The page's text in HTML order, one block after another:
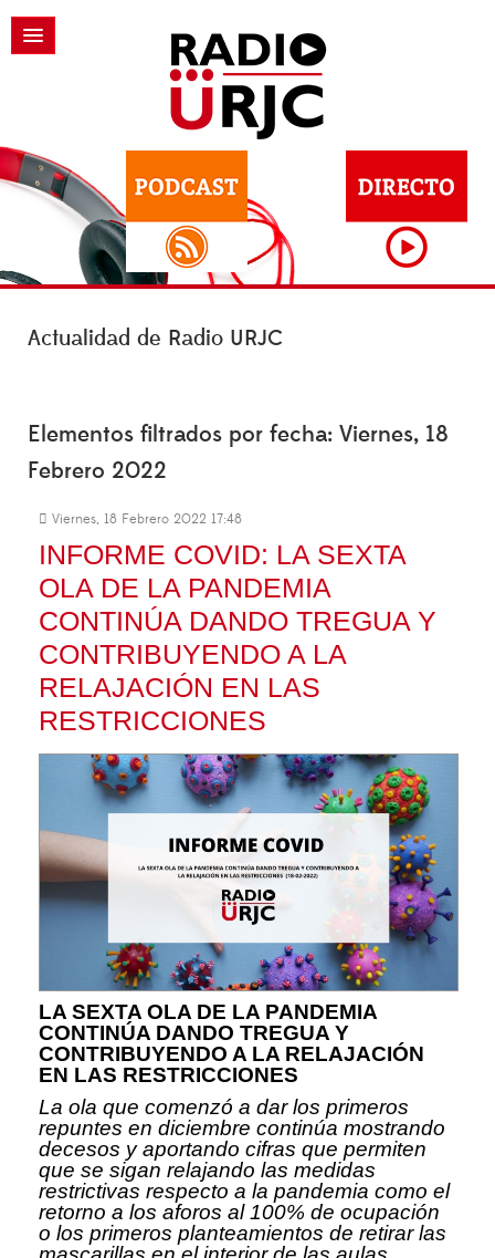
Actualidad de Radio URJC
Elementos filtrados por fecha: Viernes, 18
Febrero 2022
Viernes, 18 Febrero 2022 17:48
INFORME COVID: LA SEXTA
OLA DE LA PANDEMIA
CONTINÚA DANDO TREGUA Y
CONTRIBUYENDO A LA
RELAJACIÓN EN LAS
RESTRICCIONES
LA SEXTA OLA DE LA PANDEMIA
CONTINÚA DANDO TREGUA Y
CONTRIBUYENDO A LA RELAJACIÓN
EN LAS RESTRICCIONES
La ola que comenzó a dar los primeros
repuntes en diciembre continúa mostrando
decesos y aportando cifras que permiten
que se sigan relajando las medidas
restrictivas respecto a la pandemia como el
retorno a los aforos al 100% de ocupación
o los primeros planteamientos de retirar las